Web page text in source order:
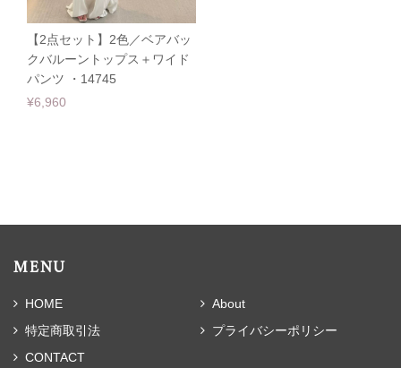
【2点セット】2色／ベアバッ
クバルーントップス＋ワイド
パンツ ・14745
¥6,960
MENU
HOME
About
特定商取引法
プライバシーポリシー
CONTACT